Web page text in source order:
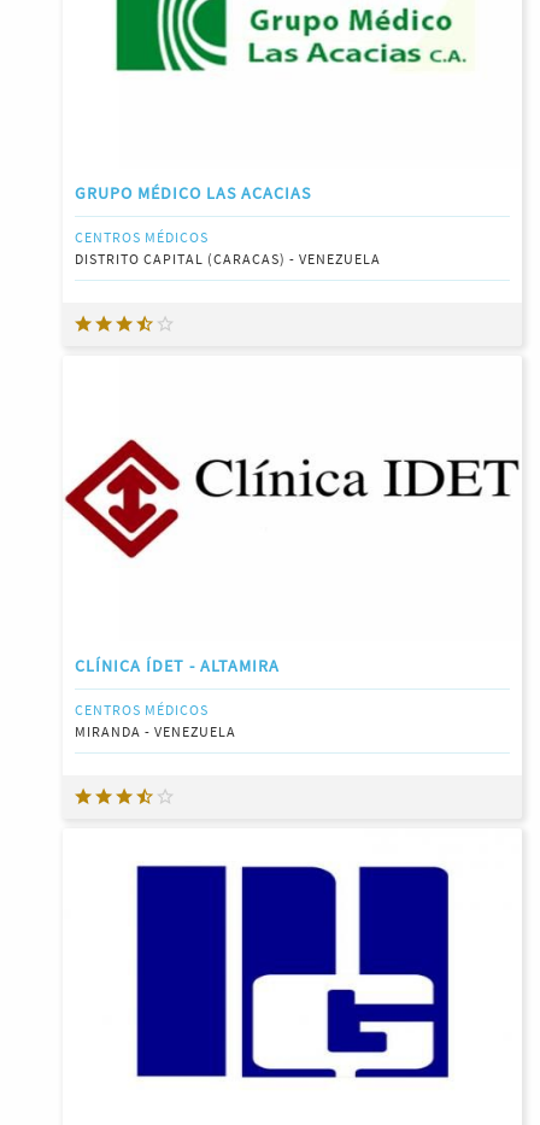
GRUPO MÉDICO LAS ACACIAS
CENTROS MÉDICOS
DISTRITO CAPITAL (CARACAS) - VENEZUELA
CLÍNICA ÍDET - ALTAMIRA
CENTROS MÉDICOS
MIRANDA - VENEZUELA